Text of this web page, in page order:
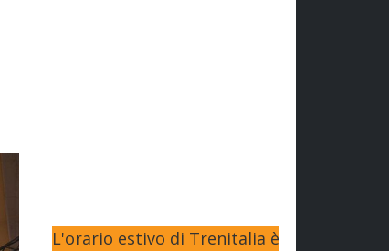
L'orario estivo di Trenitalia è